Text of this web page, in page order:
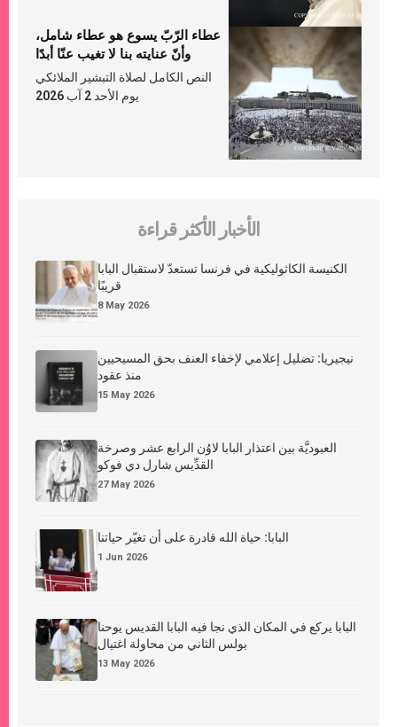
عطاء الرّبّ يسوع هو عطاء شامل،
وأنّ عنايته بنا لا تغيب عنّا أبدًا
النص الكامل لصلاة التبشير الملائكي
يوم الأحد 2 آب 2026
الأخبار الأكثر قراءة
الكنيسة الكاثوليكية في فرنسا تستعدّ لاستقبال البابا
قريبًا
8 May 2026
نيجيريا: تضليل إعلامي لإخفاء العنف بحق المسيحيين
منذ عقود
15 May 2026
العبوديَّة بين اعتذار البابا لاوُن الرابع عشر وصرخة
القدِّيس شارل دي فوكو
27 May 2026
البابا: حياة الله قادرة على أن تغيّر حياتنا
1 Jun 2026
البابا يركع في المكان الذي نجا فيه البابا القديس يوحنا
بولس الثاني من محاولة اغتيال
13 May 2026